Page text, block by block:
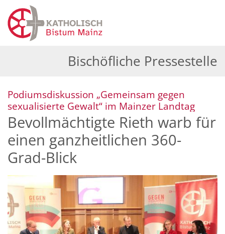
Zum Inhalt springen
Bischöfliche Pressestelle
Podiumsdiskussion „Gemeinsam gegen
sexualisierte Gewalt“ im Mainzer Landtag:
Bevollmächtigte Rieth warb für
einen ganzheitlichen 360-
Grad-Blick